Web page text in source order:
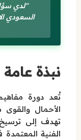
"لدي
نبذة عامة
تُعد دورة
الأحمال والقوى
تهدف إلى ترسيخ
الفنية